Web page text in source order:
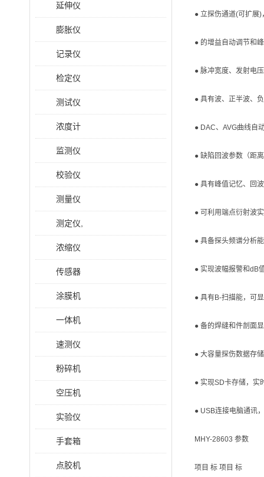
延伸仪
膨胀仪
记录仪
检定仪
测试仪
浓度计
监测仪
校验仪
测量仪
测定仪,
浓缩仪
传感器
涂膜机
一体机
速测仪
粉碎机
空压机
实验仪
手套箱
点胶机
● 立探伤通道(可扩展
● 的增益自动调节和
● 脉冲宽度、发射电
● 具有波、正半波、
● DAC、AVG曲线自
● 缺陷回波参数（距
● 具有峰值记忆、回
● 可利用端点衍射波
● 具备探头频谱分析
● 实现波幅报警和dB
● 具有B-扫描能，可
● 备的焊缝和件剖面
● 大容量探伤数据存
● 实现SD卡存储，实
● USB连接电脑通讯
MHY-28603 参数
项目 标 项目 标